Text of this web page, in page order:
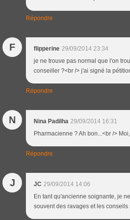
Répondre
F flipperine 29/09/2014 23:34
je ne trouve pas normal que l'on
conseiller ?<br /> j'ai signé la
Répondre
N Nina Padilha 29/09/2014 16:31
Pharmacienne ? Ah bon...<br />
Répondre
J JC 29/09/2014 14:06
En tant qu'ancienne soignante, je
souvent des ravages et les